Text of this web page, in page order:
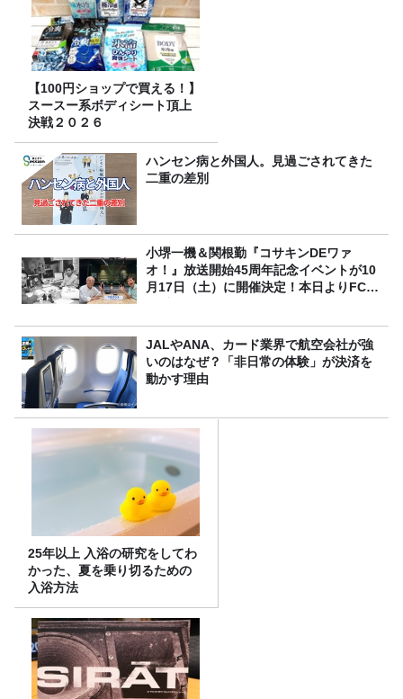
【100円ショップで買える！】
スースー系ボディシート頂上
決戦２０２６
ハンセン病と外国人。見過ごされてきた
二重の差別
小堺一機＆関根勤『コサキンDEワァ
オ！』放送開始45周年記念イベントが10
月17日（土）に開催決定！本日よりFC先
JALやANA、カード業界で航空会社が強
いのはなぜ？「非日常の体験」が決済を
動かす理由
25年以上 入浴の研究をしてわ
かった、夏を乗り切るための
入浴方法